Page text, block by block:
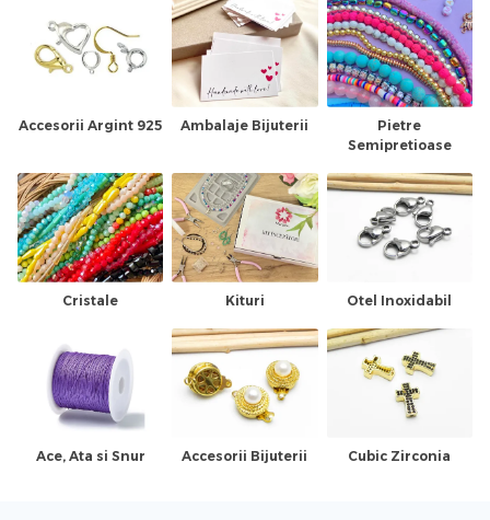
Accesorii Argint 925 Ambalaje Bijuterii
Pietre
Semipretioase
Cristale Kituri Otel Inoxidabil
Ace, Ata si Snur Accesorii Bijuterii Cubic Zirconia